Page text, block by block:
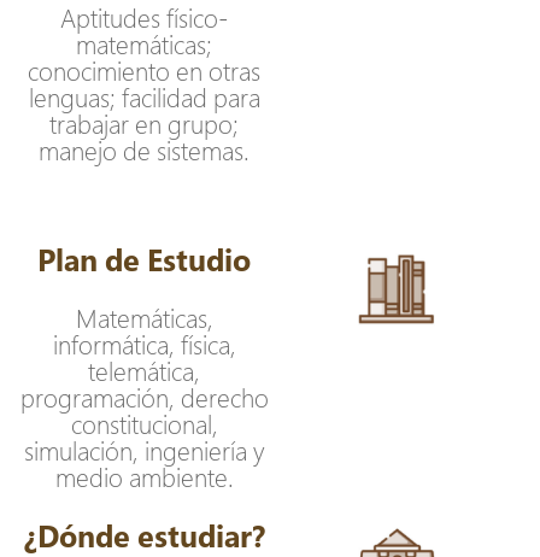
Aptitudes físico-
matemáticas;
conocimiento en otras
lenguas; facilidad para
trabajar en grupo;
manejo de sistemas.
Plan de Estudio
Matemáticas,
informática, física,
telemática,
programación, derecho
constitucional,
simulación, ingeniería y
medio ambiente.
¿Dónde estudiar?